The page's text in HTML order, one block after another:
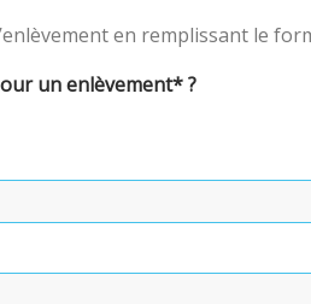
en remplissant le
un enlèvement* ?